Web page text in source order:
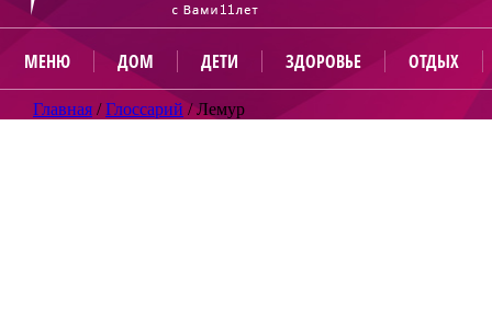
МЕНЮ ДОМ ДЕТИ ЗДОРОВЬЕ ОТДЫХ
Главная /Глоссарий /Лемур